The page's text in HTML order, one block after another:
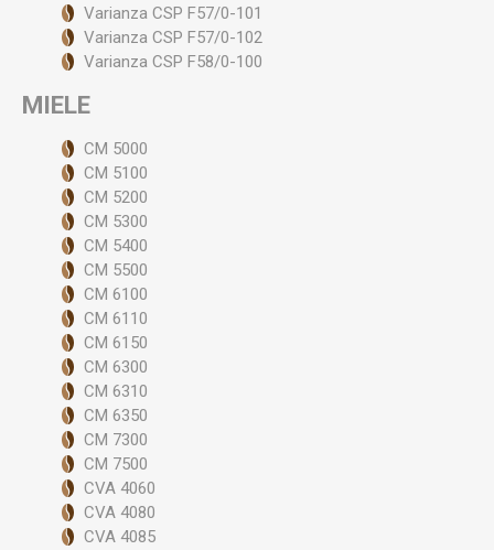
Varianza CSP F57/0-101
Varianza CSP F57/0-102
Varianza CSP F58/0-100
MIELE
CM 5000
CM 5100
CM 5200
CM 5300
CM 5400
CM 5500
CM 6100
CM 6110
CM 6150
CM 6300
CM 6310
CM 6350
CM 7300
CM 7500
CVA 4060
CVA 4080
CVA 4085